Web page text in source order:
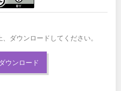
ダウンロードしてください。
ダウンロード